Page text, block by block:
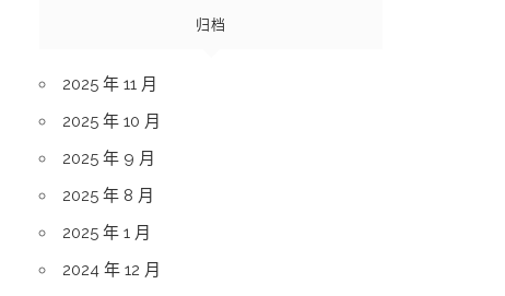
归档
2025 年 11 月
2025 年 10 月
2025 年 9 月
2025 年 8 月
2025 年 1 月
2024 年 12 月